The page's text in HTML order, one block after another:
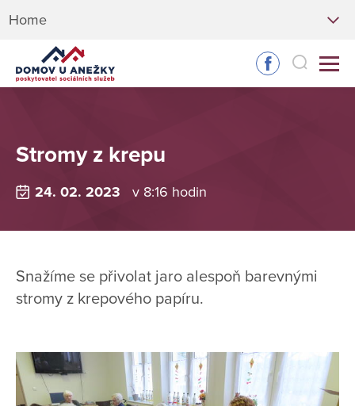
Home
Stromy z krepu
24. 02. 2023 v 8:16 hodin
Snažíme se přivolat jaro alespoň barevnými
stromy z krepového papíru.